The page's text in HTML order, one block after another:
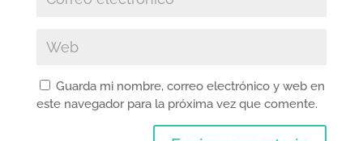
Guarda mi nombre, correo electrónico y web en
este navegador para la próxima vez que comente.